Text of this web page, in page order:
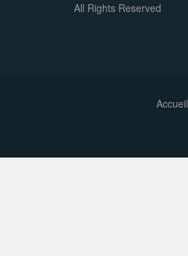
All Rights Reserved
Accueil